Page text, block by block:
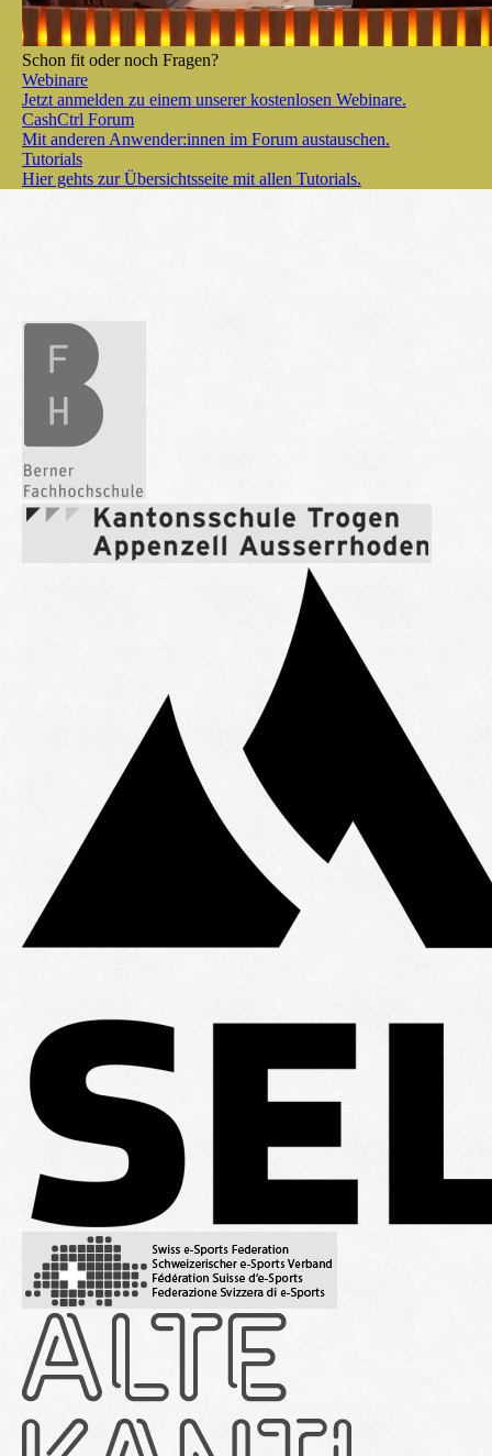
Schon fit oder noch Fragen?
Webinare
Jetzt anmelden zu einem unserer kostenlosen Webinare.
CashCtrl Forum
Mit anderen Anwender:innen im Forum austauschen.
Tutorials
Hier gehts zur Übersichtsseite mit allen Tutorials.